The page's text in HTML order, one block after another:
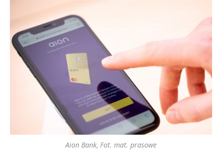
Aion Bank, Fot. mat. prasowe